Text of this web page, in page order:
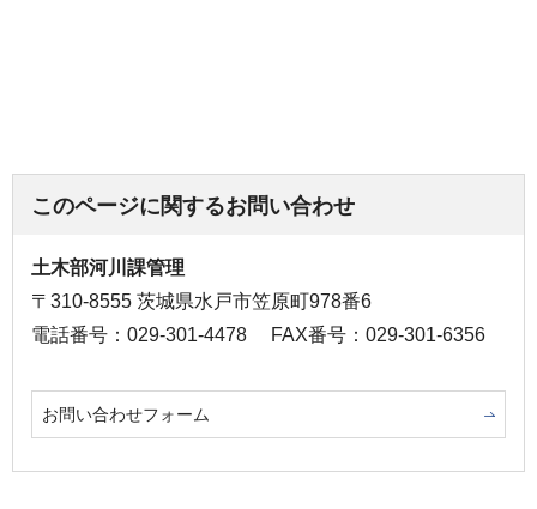
このページに関するお問い合わせ
土木部河川課管理
〒310-8555 茨城県水戸市笠原町978番6
電話番号：029-301-4478
FAX番号：029-301-6356
お問い合わせフォーム